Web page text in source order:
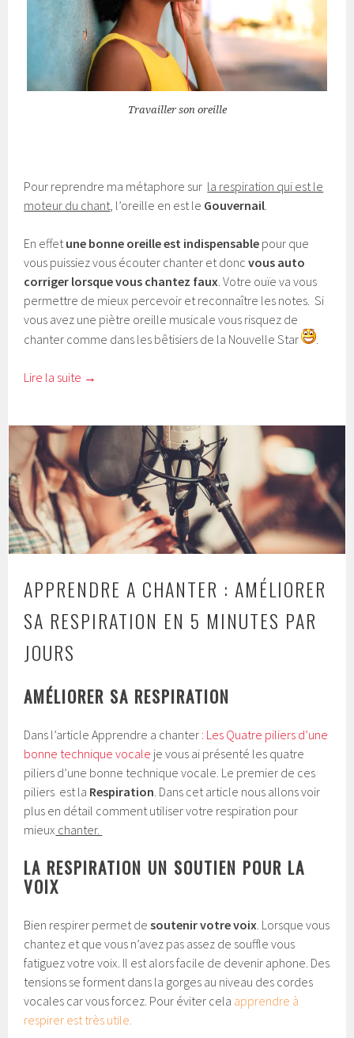
Travailler son oreille
Pour reprendre ma métaphore sur la respiration qui est le
moteur du chant , l’oreille en est le Gouvernail
En effet une bonne oreille est indispensable pour que
vous puissiez vous écouter chanter et doncvous auto
corriger lorsque vous chantez faux . Votre ouïe va vous
permettre de mieux percevoir et reconnaître les notes. Si
vous avez une piètre oreille musicale vous risquez de
chanter comme dans les bêtisiers de la Nouvelle Star
Lire la suite →
APPRENDRE A CHANTER : AMÉLIORER
SA RESPIRATION EN 5 MINUTES PAR
JOURS
AMÉLIORER SA RESPIRATION
Dans l’article Apprendre a chanter : Les Quatre piliers d’une
bonne technique vocale je vous ai présenté les quatre
piliers d’une bonne technique vocale. Le premier de ces
piliers est la Respiration. Dans cet article nous allons voir
plus en détail comment utiliser votre respiration pour
mieux chanter.
LA RESPIRATION UN SOUTIEN POUR LA
VOIX
Bien respirer permet desoutenir votre voix. Lorsque vous
chantez et que vous n’avez pas assez de souffle vous
fatiguez votre voix. Il est alors facile de devenir aphone. Des
tensions se forment dans la gorges au niveau des cordes
vocales car vous forcez. Pour éviter cela apprendre à
respirer est très utile.